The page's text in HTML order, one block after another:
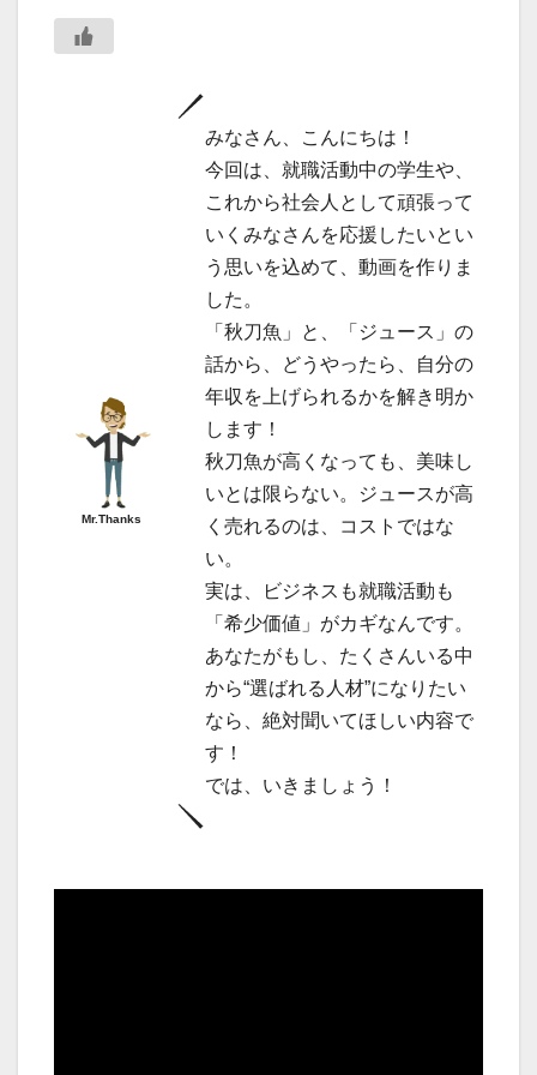
Mr.Thanks
みなさん、こんにちは！
今回は、就職活動中の学生や、
これから社会人として頑張って
いくみなさんを応援したいとい
う思いを込めて、動画を作りま
した。
「秋刀魚」と、「ジュース」の
話から、どうやったら、自分の
年収を上げられるかを解き明か
します！
秋刀魚が高くなっても、美味し
いとは限らない。ジュースが高
く売れるのは、コストではな
い。
実は、ビジネスも就職活動も
「希少価値」がカギなんです。
あなたがもし、たくさんいる中
から“選ばれる人材”になりたい
なら、絶対聞いてほしい内容で
す！
では、いきましょう！